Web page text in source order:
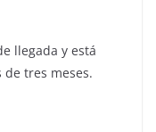
llegada y está
tres meses.